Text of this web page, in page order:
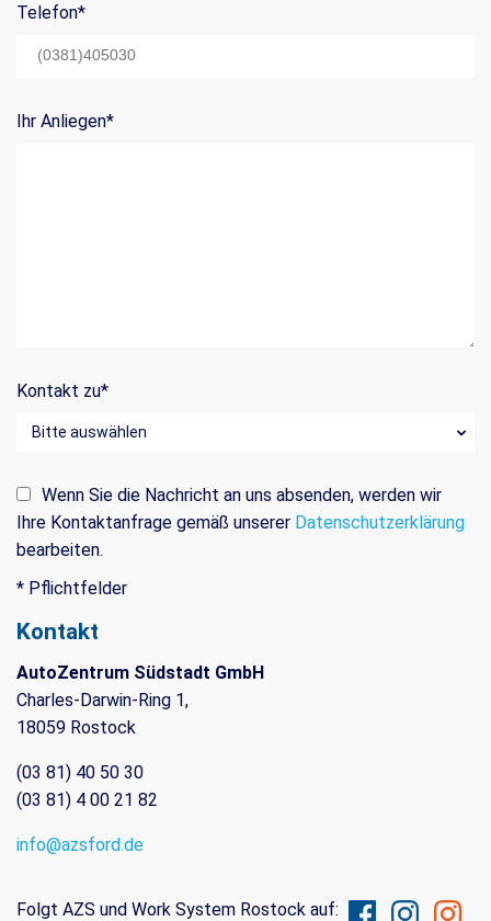
Telefon*
Ihr Anliegen*
Kontakt zu*
Wenn Sie die Nachricht an uns absenden, werden wir
Ihre Kontaktanfrage gemäß unserer Datenschutzerklärung
bearbeiten.
* Pflichtfelder
Kontakt
AutoZentrum Südstadt GmbH
Charles-Darwin-Ring 1,
18059 Rostock
(03 81) 40 50 30
(03 81) 4 00 21 82
info@azsford.de
Folgt AZS und Work System Rostock auf: